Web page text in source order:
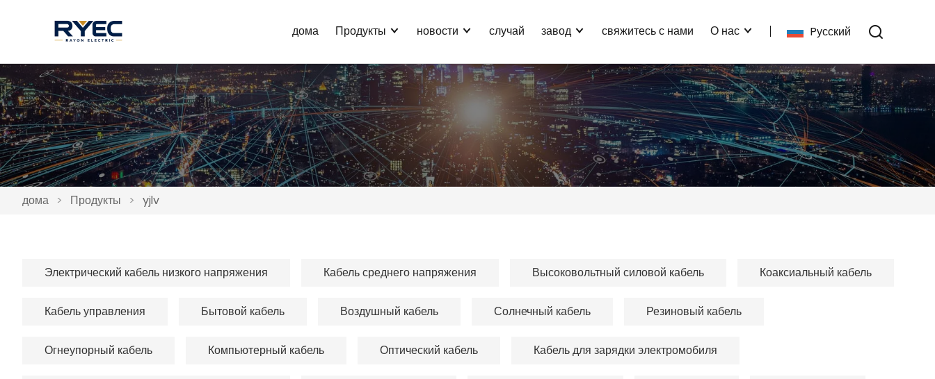
Pусский
дома Продукты новости случай завод свяжитесь с нами О нас
дома > Продукты > yjlv
Электрический кабель низкого напряжения Кабель среднего напряжения Высоковольтный силовой кабель Коаксиальный кабель
Кабель управления Бытовой кабель Воздушный кабель Солнечный кабель Резиновый кабель
Огнеупорный кабель Компьютерный кабель Оптический кабель Кабель для зарядки электромобиля